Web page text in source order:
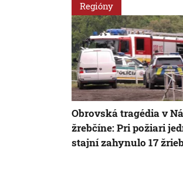
Regióny
Obrovská tragédia v
žrebčíne: Pri požiari
stajní zahynulo 17